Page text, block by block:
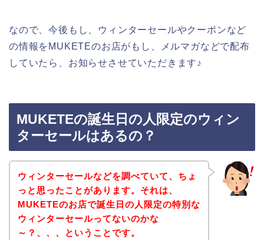
なので、今後もし、ウィンターセールやクーポンなど
の情報をMUKETEのお店がもし、メルマガなどで配布
していたら、お知らせさせていただきます♪
MUKETEの誕生日の人限定のウィン
ターセールはあるの？
ウィンターセールなどを調べていて、ちょ
っと思ったことがあります。それは、
MUKETEのお店で誕生日の人限定の特別な
ウィンターセールってないのかな
～？、、、ということです。